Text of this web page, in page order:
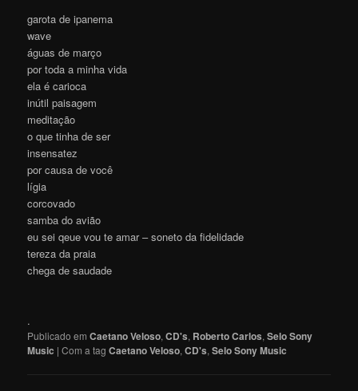
garota de ipanema
wave
águas de março
por toda a minha vida
ela é carioca
inútil paisagem
meditação
o que tinha de ser
insensatez
por causa de você
lígia
corcovado
samba do avião
eu sei qeue vou te amar – soneto da fidelidade
tereza da praia
chega de saudade
.
Publicado em Caetano Veloso,CD's, Roberto Carlos,Selo Sony
Music |Com a tagCaetano Veloso,CD's,Selo Sony Music